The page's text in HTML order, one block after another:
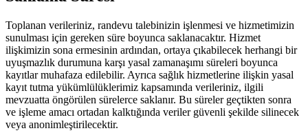
Toplanan verileriniz, randevu talebinizin işlenmesi ve hizmetimizin
sunulması için gereken süre boyunca saklanacaktır. Hizmet
ilişkimizin sona ermesinin ardından, ortaya çıkabilecek herhangi bir
uyuşmazlık durumuna karşı yasal zamanaşımı süreleri boyunca
kayıtlar muhafaza edilebilir. Ayrıca sağlık hizmetlerine ilişkin yasal
kayıt tutma yükümlülüklerimiz kapsamında verileriniz, ilgili
mevzuatta öngörülen sürelerce saklanır. Bu süreler geçtikten sonra
ve işleme amacı ortadan kalktığında veriler güvenli şekilde silinecek
veya anonimleştirilecektir.